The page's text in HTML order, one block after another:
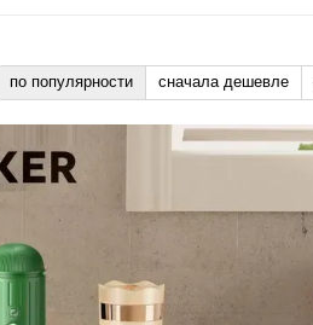
по популярности сначала дешевле